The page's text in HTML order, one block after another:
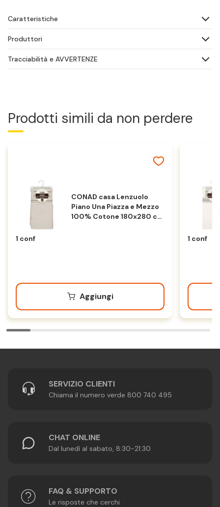
Caratteristiche
Produttori
Tracciabilità e AVVERTENZE
Prodotti simili da non perdere
CONAD casa Lenzuolo
Piano Una Piazza e Mezzo
100% Cotone 180x280 cm
1 conf
Aggiungi
1 conf
SERVIZIO CLIENTI
Chiama il numero verde 800 740 495
CHAT ONLINE
Dal lunedì al sabato, 8:30-21:30
FAQ & SUPPORTO
Le risposte che cerchi